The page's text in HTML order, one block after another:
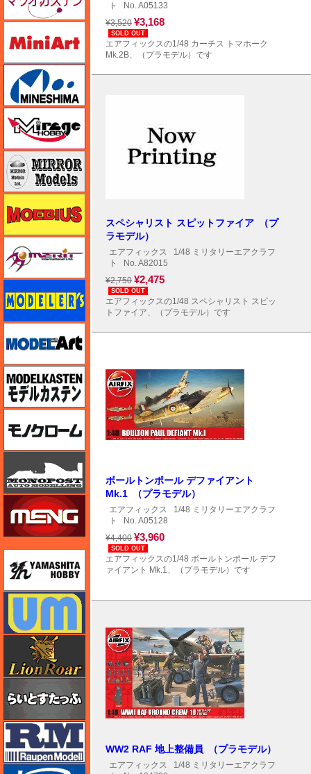
ト
No. A05133
¥3,520 ¥3,168
SOLD OUT
エアフィックスの1/48 カーチス トマホーク
Mk.2B、（プラモデル）です
スペシャリスト スピットファイア （プ
ラモデル）
エアフィックス
1/48 ミリタリーエアクラフ
ト
No. A82015
¥2,750 ¥2,475
SOLD OUT
エアフィックスの1/48 スペシャリスト スピッ
トファイア、（プラモデル）です
ボールトンポール デファイアント
Mk.1 （プラモデル）
エアフィックス
1/48 ミリタリーエアクラフ
ト
No. A05128
¥4,400 ¥3,960
SOLD OUT
エアフィックスの1/48 ボールトンポール デフ
ァイアント Mk.1、（プラモデル）です
WW2 RAF 地上整備員 （プラモデル）
エアフィックス
1/48 ミリタリーエアクラフ
ミニアート
ミラーモデルズ
メリットインターナショナル
モデラーズ
モデルカステン
モノクローム
モンモデル（MENG MODEL）
ユニモデル
ライオンロア（LionRoar）
らいとすたっふ
リッチモデル